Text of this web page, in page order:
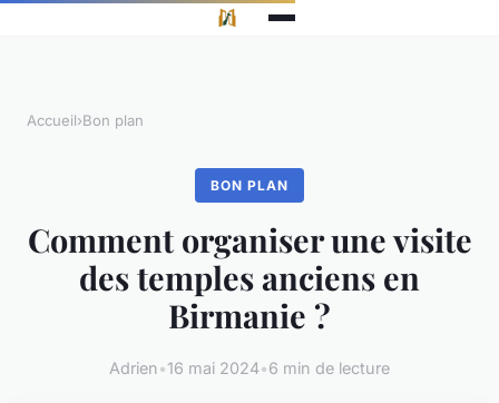
Accueil›Bon plan
BON PLAN
Comment organiser une visite
des temples anciens en
Birmanie ?
Adrien•16 mai 2024•6 min de lecture